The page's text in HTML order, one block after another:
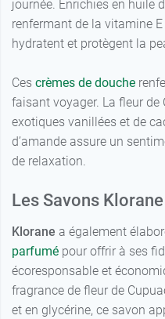
journée. Enrichies en huile
renfermant de la vitamine
hydratent et protègent la
Ces crèmes de douche
faisant voyager. La fleur
exotiques vanillées et de
d’amande assure un
de relaxation.
Les Savons Klorane
Klorane a également
parfumé pour offrir à ses
écoresponsable et
fragrance de fleur de
et en glycérine, ce savon